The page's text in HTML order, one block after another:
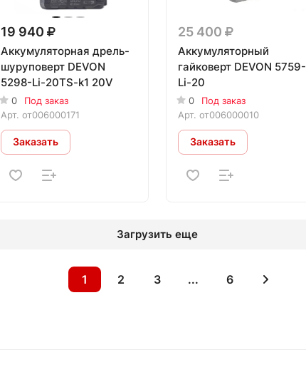
19 940
Аккумуляторная дрель-
шуруповерт DEVON
5298-Li-20TS-k1 20V
0
Под заказ
Арт. от006000171
Заказать
25 400
Аккумуляторный
гайковерт DEVON 5759-
Li-20
0
Под заказ
Арт. от006000010
Заказать
Загрузить еще
1 2 3 ... 6